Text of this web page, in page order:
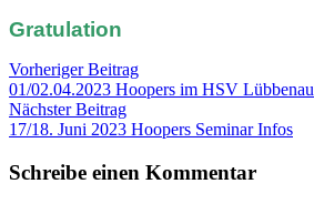
Gratulation
Vorheriger Beitrag
01/02.04.2023 Hoopers im HSV Lübbenau
Nächster Beitrag
17/18. Juni 2023 Hoopers Seminar Infos
Schreibe einen Kommentar